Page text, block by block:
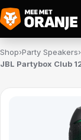
Shop›Party Speakers›
JBL Partybox Club